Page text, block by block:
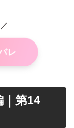
レ
｜第14